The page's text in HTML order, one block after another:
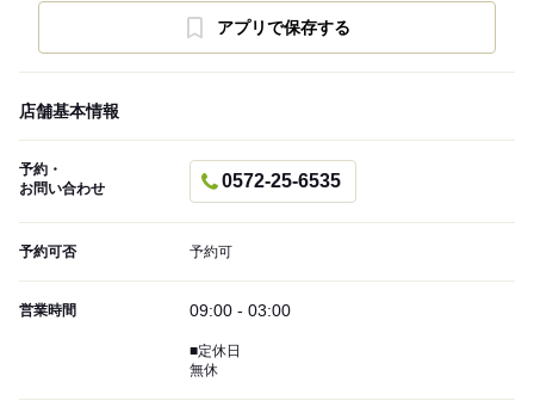
アプリで保存する
店舗基本情報
予約・
お問い合わせ
0572-25-6535
予約可否 予約可
営業時間 09:00 - 03:00
■定休日
無休